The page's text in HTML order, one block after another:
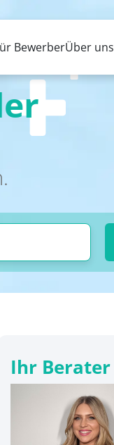
BewerberÜber uns
Ihr Berater